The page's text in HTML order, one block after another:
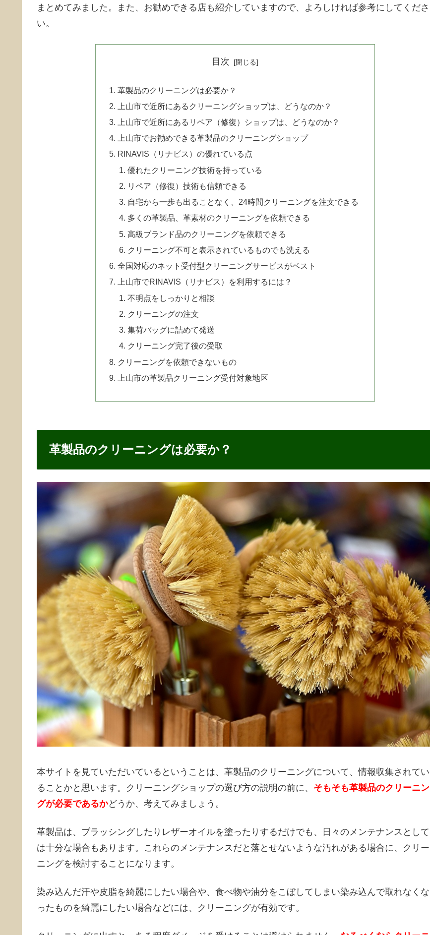
まとめてみました。また、お勧めできる店も紹介していますので、よろしければ参考にしてくださ
い。
目次
革製品のクリーニングは必要か？
上山市で近所にあるクリーニングショップは、どうなのか？
上山市で近所にあるリペア（修復）ショップは、どうなのか？
上山市でお勧めできる革製品のクリーニングショップ
RINAVIS（リナビス）の優れている点
優れたクリーニング技術を持っている
リペア（修復）技術も信頼できる
自宅から一歩も出ることなく、24時間クリーニングを注文できる
多くの革製品、革素材のクリーニングを依頼できる
高級ブランド品のクリーニングを依頼できる
クリーニング不可と表示されているものでも洗える
全国対応のネット受付型クリーニングサービスがベスト
上山市でRINAVIS（リナビス）を利用するには？
不明点をしっかりと相談
クリーニングの注文
集荷バッグに詰めて発送
クリーニング完了後の受取
クリーニングを依頼できないもの
上山市の革製品クリーニング受付対象地区
革製品のクリーニングは必要か？
本サイトを見ていただいているということは、革製品のクリーニングについて、情報収集されてい
ることかと思います。クリーニングショップの選び方の説明の前に、 そもそも革製品のクリーニン
グが必要であるかどうか、考えてみましょう。
革製品は、ブラッシングしたりレザーオイルを塗ったりするだけでも、日々のメンテナンスとして
は十分な場合もあります。これらのメンテナンスだと落とせないような汚れがある場合に、クリー
ニングを検討することになります。
染み込んだ汗や皮脂を綺麗にしたい場合や、食べ物や油分をこぼしてしまい染み込んで取れなくな
ったものを綺麗にしたい場合などには、クリーニングが有効です。